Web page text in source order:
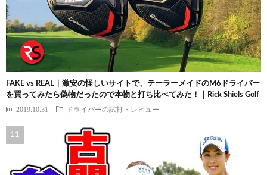
FAKE vs REAL｜激安の怪しいサイトで、テーラーメイドのM6ドライバー
を買ってみたら偽物だったので本物と打ち比べてみた！｜Rick Shiels Golf
2019.10.31 ドライバーの試打・レビュー